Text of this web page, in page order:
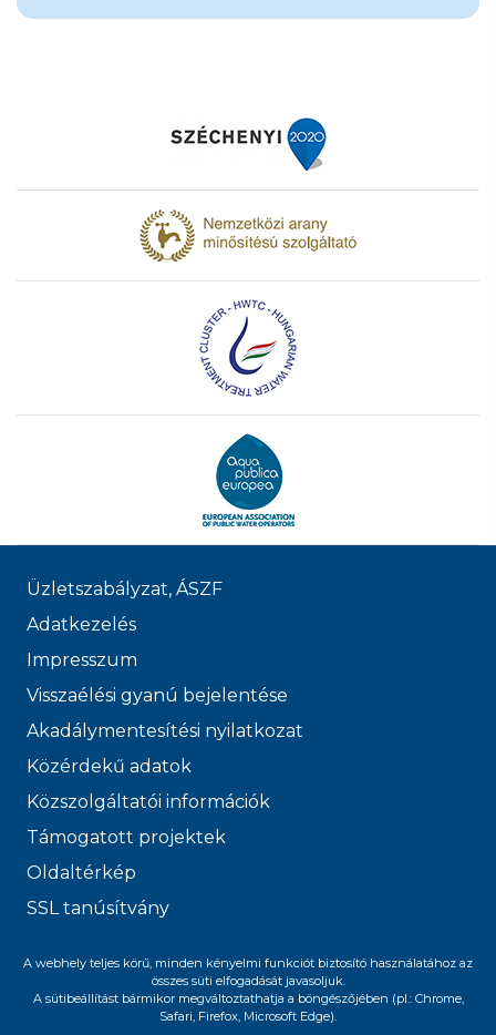
Üzletszabályzat, ÁSZF
Adatkezelés
Impresszum
Visszaélési gyanú bejelentése
Akadálymentesítési nyilatkozat
Közérdekű adatok
Közszolgáltatói információk
Támogatott projektek
Oldaltérkép
SSL tanúsítvány
© 2026 FŐVÁROSI
VÍZMŰVEK
A webhely teljes körű, minden kényelmi funkciót biztosító használatához az
összes süti elfogadását javasoljuk.
A sütibeállítást bármikor megváltoztathatja a böngészőjében (pl.: Chrome,
Safari, Firefox, Microsoft Edge).